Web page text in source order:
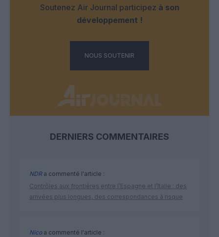
Soutenez Air Journal participez à son
développement !
NOUS SOUTENIR
DERNIERS COMMENTAIRES
NDRa commenté l'article :
Contrôles aux frontières entre l’Espagne et l’Italie : des
arrivées plus longues, des correspondances à risque
Nicoa commenté l'article :